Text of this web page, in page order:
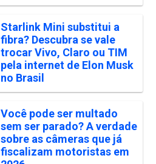
Starlink Mini substitui a
fibra? Descubra se vale
trocar Vivo, Claro ou TIM
pela internet de Elon Musk
no Brasil
Você pode ser multado
sem ser parado? A verdade
sobre as câmeras que já
fiscalizam motoristas em